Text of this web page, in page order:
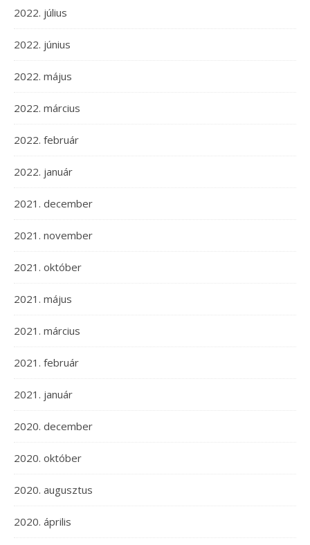
2022. július
2022. június
2022. május
2022. március
2022. február
2022. január
2021. december
2021. november
2021. október
2021. május
2021. március
2021. február
2021. január
2020. december
2020. október
2020. augusztus
2020. április